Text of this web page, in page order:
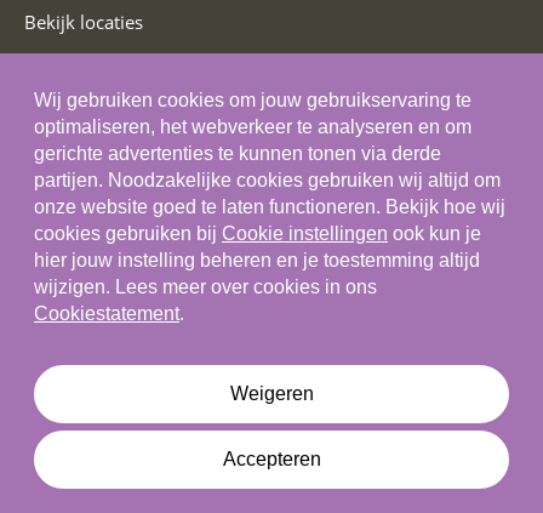
Deel dit artikel
Bekijk locaties
Social Media
© 2026 Skils
Algemene voorwaarden
Privacystatement
Cookiestatement
Disclaimer
Wij gebruiken cookies om jouw gebruikservaring te
optimaliseren, het webverkeer te analyseren en om
gerichte advertenties te kunnen tonen via derde
partijen. Noodzakelijke cookies gebruiken wij altijd om
onze website goed te laten functioneren. Bekijk hoe wij
cookies gebruiken bij Cookie instellingen ook kun je
hier jouw instelling beheren en je toestemming altijd
wijzigen. Lees meer over cookies in ons
Cookiestatement.
Weigeren
Accepteren